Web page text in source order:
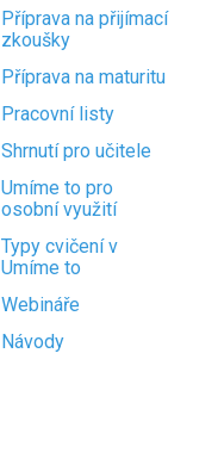
Příprava na přijímací
zkoušky
Příprava na maturitu
Pracovní listy
Shrnutí pro učitele
Umíme to pro
osobní využití
Typy cvičení v
Umíme to
Webináře
Návody